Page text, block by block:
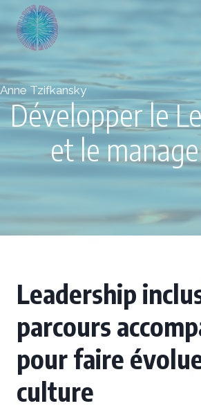
Aller
au
contenu
Anne Tzifkansky
Développer le
et le
Leadership
parcours
pour faire
culture